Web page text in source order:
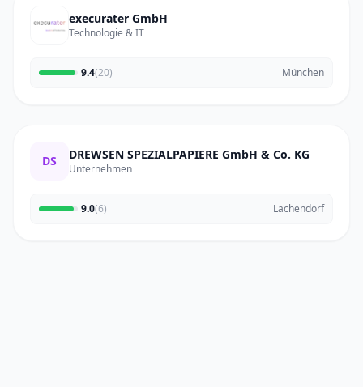
execurater GmbH
Technologie & IT
9.4(20) München
DS DREWSEN SPEZIALPAPIERE GmbH & Co. KG
Unternehmen
9.0(6) Lachendorf